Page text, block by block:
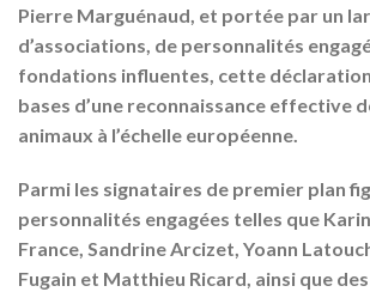
Pierre Marguénaud, et portée par un
d’associations, de personnalités
fondations influentes, cette
bases d’une reconnaissance effective
animaux à l’échelle européenne.
Parmi les signataires de premier plan
personnalités engagées telles que
France, Sandrine Arcizet, Yoann
Fugain et Matthieu Ricard, ainsi que